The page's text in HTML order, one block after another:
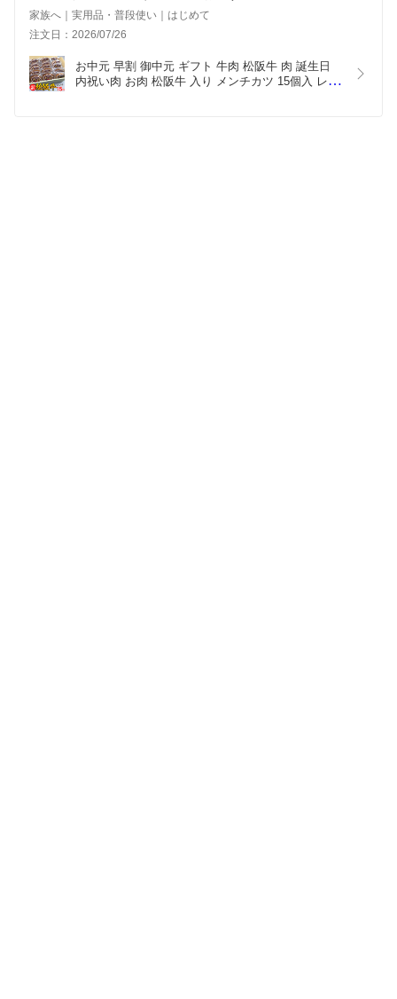
家族へ｜実用品・普段使い｜はじめて
注文日：2026/07/26
お中元 早割 御中元 ギフト 牛肉 松阪牛 肉 誕生日
内祝い肉 お肉 松阪牛 入り メンチカツ 15個入 レン